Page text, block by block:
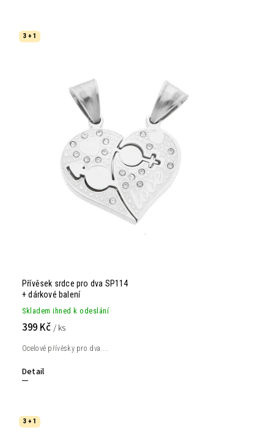
3 + 1
Přívěsek srdce pro dva SP114
+ dárkové balení
Skladem ihned k odeslání
399 Kč / ks
Detail
Ocelové přívěsky pro dva....
3 + 1